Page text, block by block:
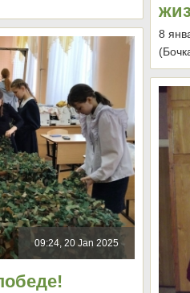
09:24, 20 Jan 2025
8